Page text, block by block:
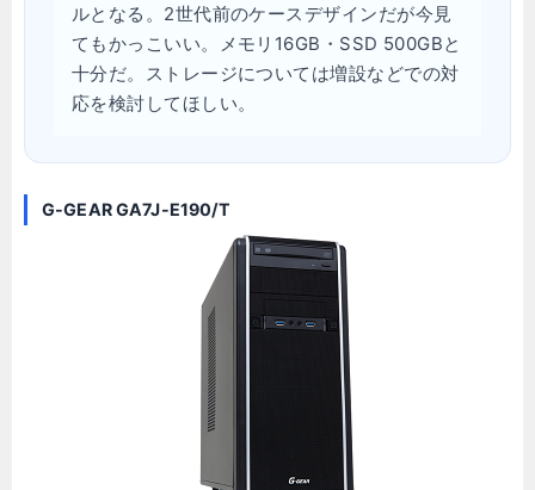
ルとなる。2世代前のケースデザインだが今見
てもかっこいい。メモリ16GB・SSD 500GBと
十分だ。ストレージについては増設などでの対
応を検討してほしい。
G-GEAR GA7J-E190/T